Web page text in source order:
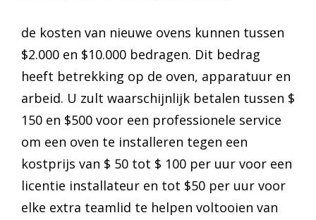
de kosten van nieuwe ovens kunnen tussen
$2.000 en $10.000 bedragen. Dit bedrag
heeft betrekking op de oven, apparatuur en
arbeid. U zult waarschijnlijk betalen tussen $
150 en $500 voor een professionele service
om een oven te installeren tegen een
kostprijs van $ 50 tot $ 100 per uur voor een
licentie installateur en tot $50 per uur voor
elke extra teamlid te helpen voltooien van